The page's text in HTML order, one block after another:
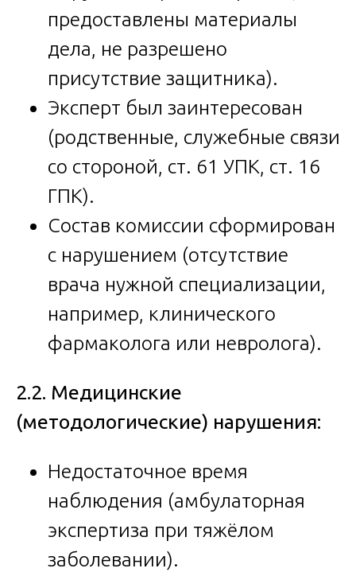
предоставлены материалы
дела, не разрешено
присутствие защитника).
Эксперт был заинтересован
(родственные, служебные связи
со стороной, ст. 61 УПК, ст. 16
ГПК).
Состав комиссии сформирован
с нарушением (отсутствие
врача нужной специализации,
например, клинического
фармаколога или невролога).
2.2. Медицинские
(методологические) нарушения:
Недостаточное время
наблюдения (амбулаторная
экспертиза при тяжёлом
заболевании).